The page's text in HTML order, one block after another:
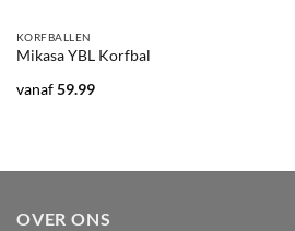
KORFBALLEN
Mikasa YBL Korfbal
vanaf59.99
OVER ONS